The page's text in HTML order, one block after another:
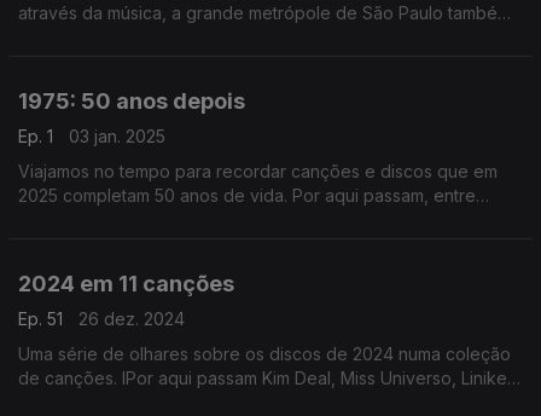
através da música, a grande metrópole de São Paulo também
1975: 50 anos depois
Ep. 1
03 jan. 2025
Viajamos no tempo para recordar canções e discos que em
2025 completam 50 anos de vida. Por aqui passam, entre
2024 em 11 canções
Ep. 51
26 dez. 2024
Uma série de olhares sobre os discos de 2024 numa coleção
de canções. IPor aqui passam Kim Deal, Miss Universo, Liniker,